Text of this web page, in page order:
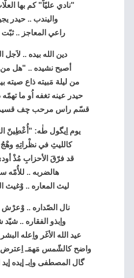
"نادي عليّاً" كم بها
واليندب .. حيدر
راعي المعاجز .. ثبّت
دين الله بيده .. لاَجل
أصبح نشيده .. "هل من
من ليلة مَبيته ذاع صيته
حيدر عينه تغفه اُو ما تهمّه
قسّم راس مرحب چف قسيم
يوم اِيگول طٰه: "أُعْطِينّ
كالليثِ في نظْراتِهِ
قد فرّقَ الأحزابِ مُذْ
هالضربه .. للأُمّه
ليث المعاره .. وْغيث
نال الصّداره .. وْعرْش
واِبذو الفقاره .. شيّد
عيد الله الأغَر واِعله
واضح كالشّمس مَهمَـ اِعترض
گال المصطفى واِبـ إيده إيد